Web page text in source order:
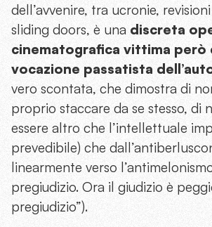
dell’avvenire, tra ucronie,
sliding doors, è una discreta
cinematografica vittima però
vocazione passatista
vero scontata, che dimostra di
proprio staccare da se stesso, di
essere altro che l’intellettuale
prevedibile) che
linearmente verso
pregiudizio. Ora il giudizio è
pregiudizio”).